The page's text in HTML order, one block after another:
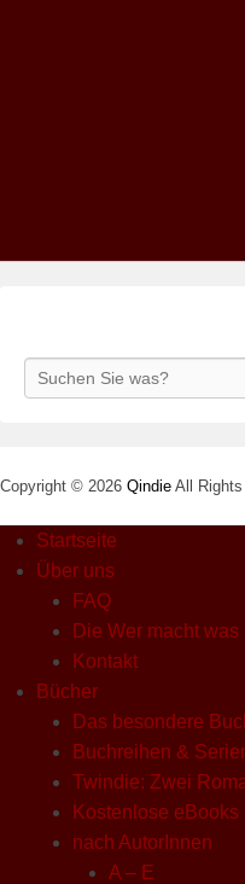
Search
Copyright © 2026 Qindie All Rights
Startseite
Über uns
FAQ
Die Wer macht was
Kontakt
Bücher
Das besondere
Buchreihen &
Twindie: Zwei
Kostenlose eBooks
nach AutorInnen
A – E